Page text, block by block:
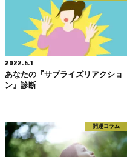
2022.6.1
あなたの『サプライズリアクショ
ン』診断
開運コラム